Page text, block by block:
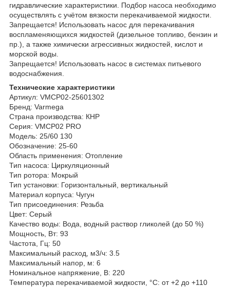
гидравлические характеристики. Подбор насоса необходимо
осуществлять с учётом вязкости перекачиваемой жидкости.
Запрещается! Использовать насос для перекачивания
воспламеняющихся жидкостей (дизельное топливо, бензин и
пр.), а также химически агрессивных жидкостей, кислот и
морской воды.
Запрещается! Использовать насос в системах питьевого
водоснабжения.
Технические характеристики
Артикул: VMCP02-25601302
Бренд: Varmega
Страна производства: КНР
Серия: VMCP02 PRO
Модель: 25/60 130
Обозначение: 25-60
Область применения: Отопление
Тип насоса: Циркуляционный
Тип ротора: Мокрый
Тип установки: Горизонтальный, вертикальный
Материал корпуса: Чугун
Тип присоединения: Резьба
Цвет: Серый
Качество воды: Вода, водный раствор гликолей (до 50 %)
Мощность, Вт: 93
Частота, Гц: 50
Максимальный расход, м3/ч: 3.5
Максимальный напор, м: 6
Номинальное напряжение, В: 220
Температура перекачиваемой жидкости, °С: от +2 до +110